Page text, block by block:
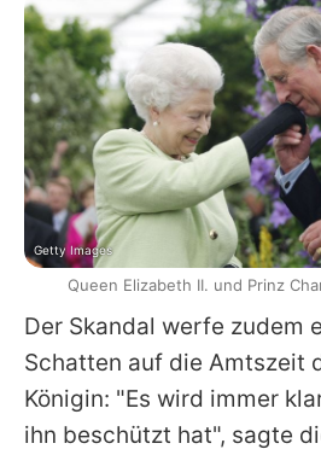
Der Skandal werfe zudem
Schatten auf die Amtszeit
Königin: "Es wird immer
ihn beschützt hat", sagte
Getty Images
Queen Elizabeth II. und Prinz